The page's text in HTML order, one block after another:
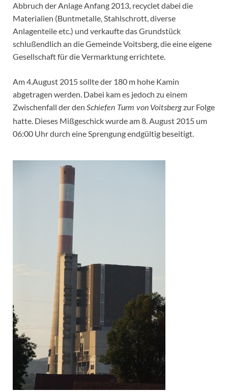
Abbruch der Anlage Anfang 2013, recyclet dabei die
Materialien (Buntmetalle, Stahlschrott, diverse
Anlagenteile etc.) und verkaufte das Grundstück
schlußendlich an die Gemeinde Voitsberg, die eine eigene
Gesellschaft für die Vermarktung errichtete.
Am 4.August 2015 sollte der 180 m hohe Kamin
abgetragen werden. Dabei kam es jedoch zu einem
Zwischenfall der den Schiefen Turm von Voitsbergzur Folge
hatte. Dieses Mißgeschick wurde am 8. August 2015 um
06:00 Uhr durch eine Sprengung endgültig beseitigt.